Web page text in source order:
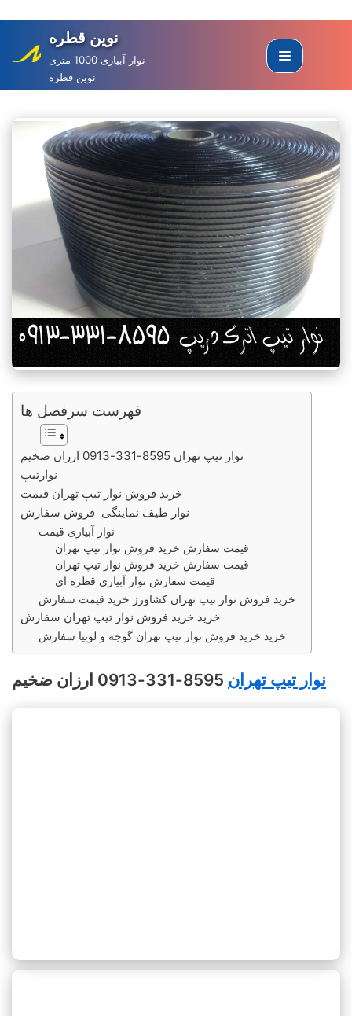
to
content
نوین قطره
نوار آبیاری 1000 متری
نوین قطره
فهرست سرفصل ها
نوار تیپ تهران 8595-331-0913 ارزان ضخیم
نوارتیپ
خرید فروش نوار تیپ تهران قیمت
نوار طیف نماینگی فروش سفارش
نوار آبیاری قیمت
قیمت سفارش خرید فروش نوار تیپ تهران
قیمت سفارش خرید فروش نوار تیپ تهران
قیمت سفارش نوار آبیاری قطره ای
خرید فروش نوار تیپ تهران کشاورز خرید قیمت سفارش
خرید خرید فروش نوار تیپ تهران سفارش
خرید خرید فروش نوار تیپ تهران گوجه و لوبیا سفارش
نوار تیپ تهران